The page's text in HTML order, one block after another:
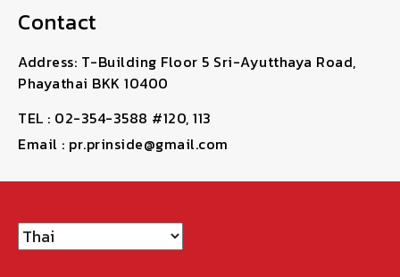
Contact
Address: T-Building Floor 5 Sri-Ayutthaya Road,
Phayathai BKK 10400
TEL : 02-354-3588 #120, 113
Email : pr.prinside@gmail.com